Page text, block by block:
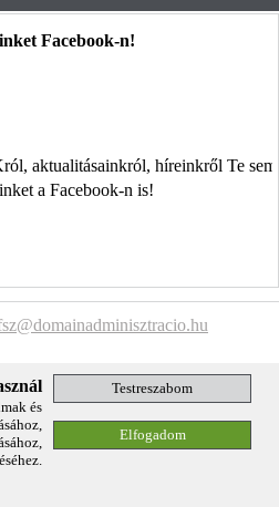
Facebook-n!
aktualitásainkról, híreinkről Te
a Facebook-n is!
és